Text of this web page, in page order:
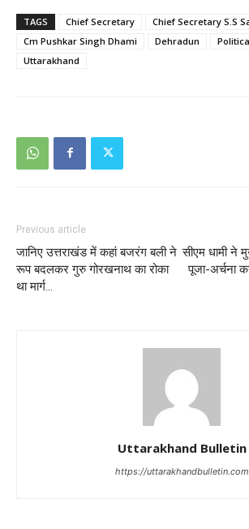
TAGS Chief Secretary
Chief Secretary S.S
Cm Pushkar Singh Dhami
Dehradun
Uttarakhand
Previous article
जानिए उत्तराखंड में कहां बजरंग बली ने
रूप बदलकर गुरु गोरखनाथ का रोका
था मार्ग…
सीएम धामी ने
पूजा-अर्चना
Uttarakhand Bulletin
https://uttarakhandbulletin.com